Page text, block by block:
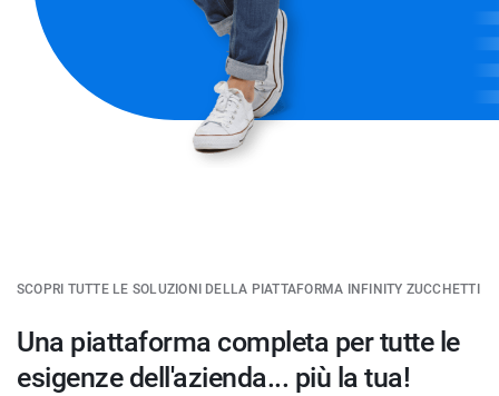
SCOPRI TUTTE LE SOLUZIONI DELLA PIATTAFORMA INFINITY ZUCCHETTI
Una piattaforma completa per tutte le
esigenze dell'azienda... più la tua!